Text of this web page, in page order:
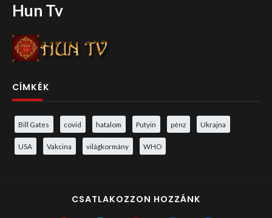
Hun Tv
CÍMKÉK
Bill Gates covid hatalom Putyin pénz Ukrajna
USA Vakcina világkormány WHO
CSATLAKOZZON HOZZÁNK